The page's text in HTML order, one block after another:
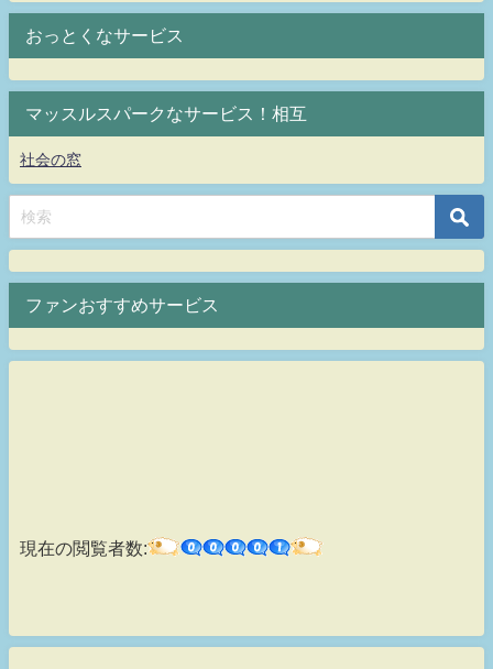
おっとくなサービス
マッスルスパークなサービス！相互
社会の窓
ファンおすすめサービス
現在の閲覧者数: